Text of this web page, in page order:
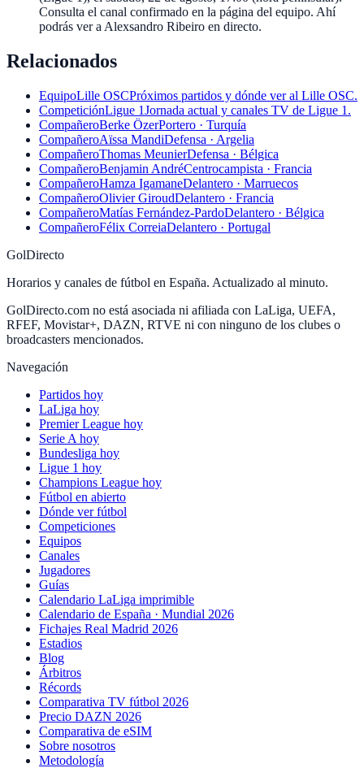
Consulta el canal confirmado en la página del equipo. Ahí
podrás ver a Alexsandro Ribeiro en directo.
Relacionados
EquipoLille OSCPróximos partidos y dónde ver al Lille OSC.
CompeticiónLigue 1Jornada actual y canales TV de Ligue 1.
CompañeroBerke ÖzerPortero · Turquía
CompañeroAïssa MandiDefensa · Argelia
CompañeroThomas MeunierDefensa · Bélgica
CompañeroBenjamin AndréCentrocampista · Francia
CompañeroHamza IgamaneDelantero · Marruecos
CompañeroOlivier GiroudDelantero · Francia
CompañeroMatías Fernández-PardoDelantero · Bélgica
CompañeroFélix CorreiaDelantero · Portugal
GolDirecto
Horarios y canales de fútbol en España. Actualizado al minuto.
GolDirecto.com no está asociada ni afiliada con LaLiga, UEFA,
RFEF, Movistar+, DAZN, RTVE ni con ninguno de los clubes o
broadcasters mencionados.
Navegación
Partidos hoy
LaLiga hoy
Premier League hoy
Serie A hoy
Bundesliga hoy
Ligue 1 hoy
Champions League hoy
Fútbol en abierto
Dónde ver fútbol
Competiciones
Equipos
Canales
Jugadores
Guías
Calendario LaLiga imprimible
Calendario de España · Mundial 2026
Fichajes Real Madrid 2026
Estadios
Blog
Árbitros
Récords
Comparativa TV fútbol 2026
Precio DAZN 2026
Comparativa de eSIM
Sobre nosotros
Metodología